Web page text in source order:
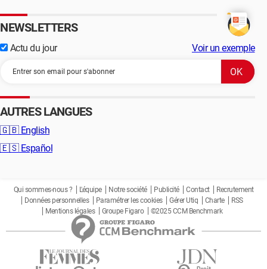
NEWSLETTERS
Actu du jour Voir un exemple
AUTRES LANGUES
🇬🇧 English
🇪🇸 Español
Qui sommes-nous ? L'équipe Notre société Publicité Contact
Recrutement
Données personnelles
Paramétrer les cookies Gérer Utiq Charte
RSS
Mentions légales
Groupe Figaro ©2025 CCM Benchmark